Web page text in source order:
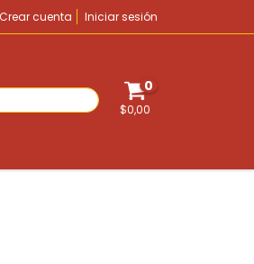
Crear cuenta Iniciar sesión
0
$0,00